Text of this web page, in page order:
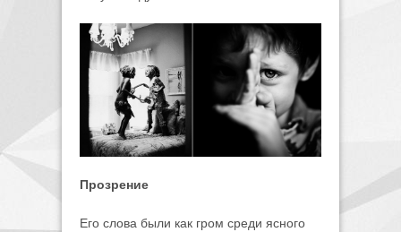
Прозрение
Его слова были как гром среди ясного